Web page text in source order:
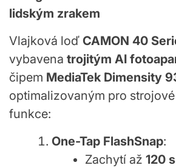
lidským zrakem
Vlajková loď CAMON 40
vybavena trojitým AI
čipem MediaTek Dimensity
optimalizovaným pro
funkce:
One-Tap FlashSnap:
Zachytí až 120